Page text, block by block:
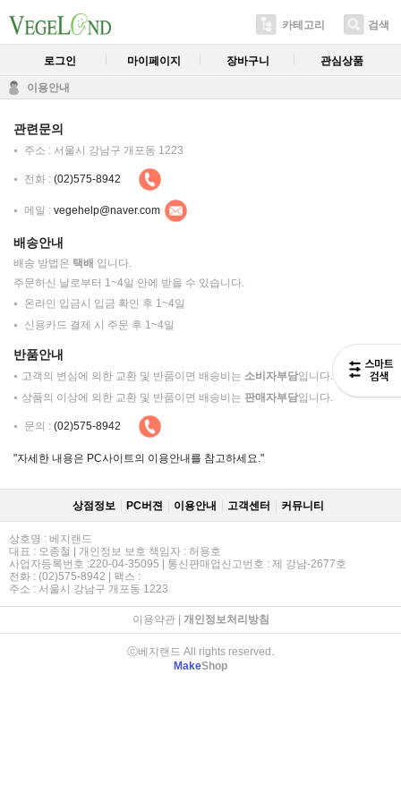
카테고리 검색
로그인 마이페이지 장바구니 관심상품
이용안내
관련문의
주소 : 서울시 강남구 개포동 1223
전화 : (02)575-8942
메일 : vegehelp@naver.com
배송안내
배송 방법은 택배 입니다.
주문하신 날로부터 1~4일 안에 받을 수 있습니다.
온라인 입금시 입금 확인 후 1~4일
신용카드 결제 시 주문 후 1~4일
반품안내
고객의 변심에 의한 교환 및 반품이면 배송비는 소비자부담입니다.
상품의 이상에 의한 교환 및 반품이면 배송비는 판매자부담입니다.
문의 : (02)575-8942
"자세한 내용은 PC사이트의 이용안내를 참고하세요."
상점정보 PC버젼 이용안내 고객센터 커뮤니티
상호명 : 베지랜드
대표 : 오종철 | 개인정보 보호 책임자 : 허용호
사업자등록번호 :220-04-35095 | 통신판매업신고번호 : 제 강남-2677호
전화 : (02)575-8942 | 팩스 :
주소 : 서울시 강남구 개포동 1223
이용약관| 개인정보처리방침
ⓒ베지랜드 All rights reserved.
MakeShop